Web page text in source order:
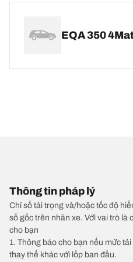
EQA 350
Thông tin pháp lý
Chỉ số tải trọng và/hoặc tốc độ
số gốc trên nhãn xe. Với vai trò là
cho bạn
1. Thông báo cho bạn nếu mức
thay thế khác với lốp ban đầu.